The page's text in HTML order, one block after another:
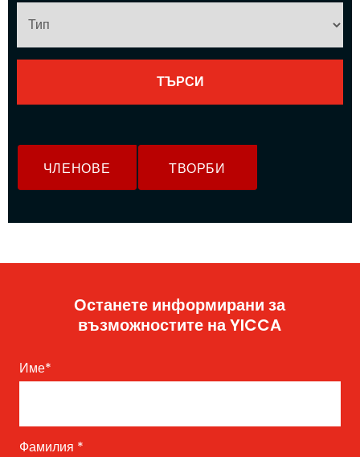
ЧЛЕНОВЕ ТВОРБИ
Останете информирани за
възможностите на YICCA
Име*
Фамилия *